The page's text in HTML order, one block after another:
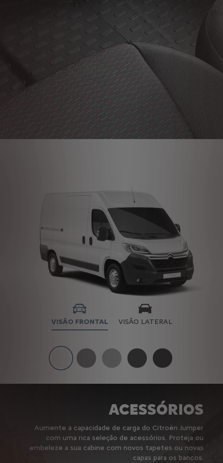
VISÃO FRONTAL VISÃO LATERAL
MOTORIZAÇÕESACESSÓRIOS
Aumente a capacidade de carga do Citroën Jumper
com uma rica seleção de acessórios. Proteja ou
embeleze a sua cabine com novos tapetes ou novas
capas para os bancos.